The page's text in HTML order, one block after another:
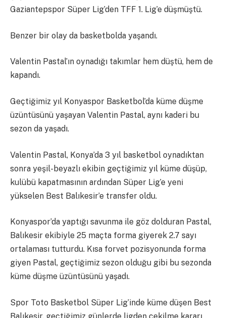
Gaziantepspor Süper Lig’den TFF 1. Lig’e düşmüştü.
Benzer bir olay da basketbolda yaşandı.
Valentin Pastal’ın oynadığı takımlar hem düştü, hem de
kapandı.
Geçtiğimiz yıl Konyaspor Basketbol’da küme düşme
üzüntüsünü yaşayan Valentin Pastal, aynı kaderi bu
sezon da yaşadı.
Valentin Pastal, Konya’da 3 yıl basketbol oynadıktan
sonra yeşil-beyazlı ekibin geçtiğimiz yıl küme düşüp,
kulübü kapatmasının ardından Süper Lig’e yeni
yükselen Best Balıkesir’e transfer oldu.
Konyaspor’da yaptığı savunma ile göz dolduran Pastal,
Balıkesir ekibiyle 25 maçta forma giyerek 2.7 sayı
ortalaması tutturdu. Kısa forvet pozisyonunda forma
giyen Pastal, geçtiğimiz sezon olduğu gibi bu sezonda
küme düşme üzüntüsünü yaşadı.
Spor Toto Basketbol Süper Lig’inde küme düşen Best
Balıkesir, geçtiğimiz günlerde ligden çekilme kararı